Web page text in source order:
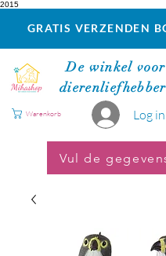
2015
GRATIS VERZENDEN
De winkel voor
Log in
Warenkorb
Vul de